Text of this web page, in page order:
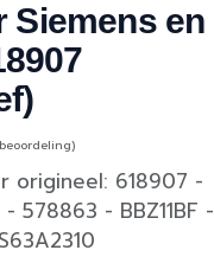
Siemens en
origineel: 618907 -
578863 - BBZ11BF -